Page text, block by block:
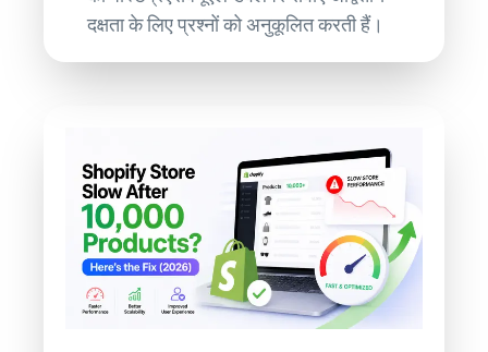
दक्षता के लिए प्रश्नों को अनुकूलित करती हैं।